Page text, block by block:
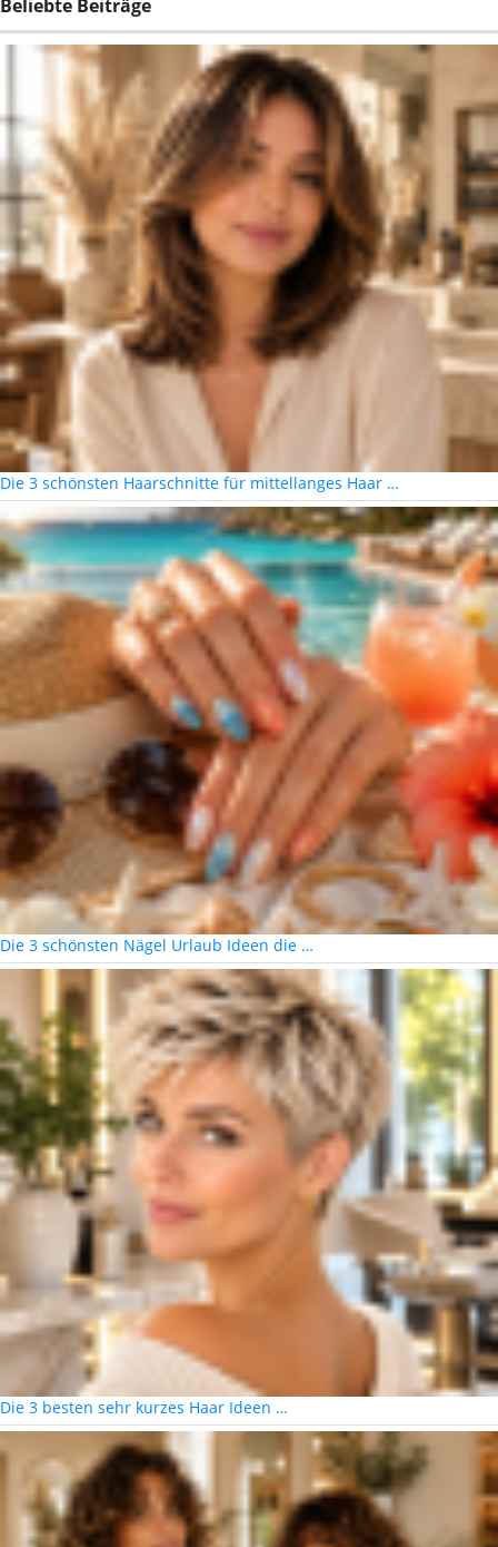
Beliebte Beiträge
Die 3 schönsten Haarschnitte für mittellanges Haar …
Die 3 schönsten Nägel Urlaub Ideen die …
Die 3 besten sehr kurzes Haar Ideen …